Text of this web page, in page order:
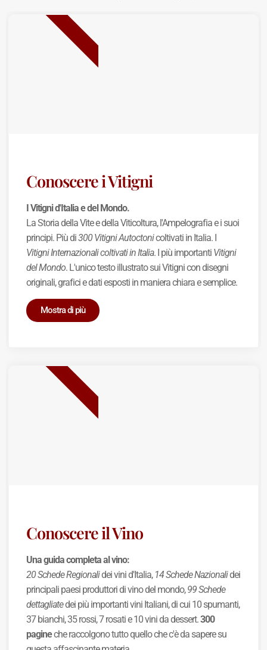
Conoscere i Vitigni
I Vitigni d'Italia e del Mondo.
La Storia della Vite e della Viticoltura, l'Ampelografia e i suoi
principi. Più di300 Vitigni Autoctonicoltivati in Italia. I
Vitigni Internazionali coltivati in Italia. I più importanti Vitigni
del Mondo. L'unico testo illustrato sui Vitigni con disegni
originali, grafici e dati esposti in maniera chiara e semplice.
Mostra di più
NUOVA USCITA
Conoscere il Vino
Una guida completa al vino:
20 Schede Regionalidei vini d'Italia, 14 Schede Nazionalidei
principali paesi produttori di vino del mondo,99 Schede
dettagliatedei più importanti vini Italiani, di cui 10 spumanti,
37 bianchi, 35 rossi, 7 rosati e 10 vini da dessert.300
pagineche raccolgono tutto quello che c'è da sapere su
BEST SELLER